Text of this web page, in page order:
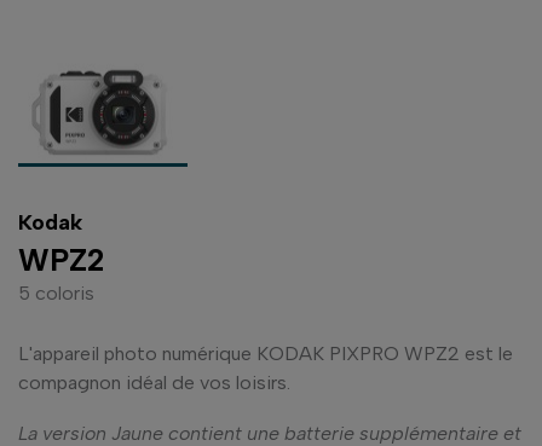
Kodak
WPZ2
5 coloris
L'appareil photo numérique KODAK PIXPRO WPZ2 est le
compagnon idéal de vos loisirs.
La version Jaune contient une batterie supplémentaire et